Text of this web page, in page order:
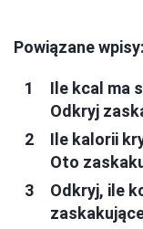
Powiązane wpisy:
Ile kcal ma
Odkryj
Ile kalorii
Oto
Odkryj, ile